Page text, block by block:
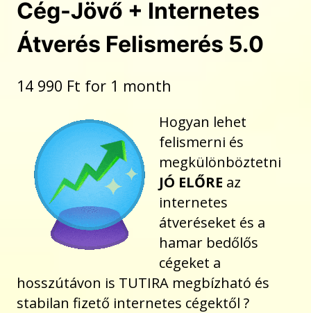
Cég-Jövő + Internetes
Átverés Felismerés 5.0
14 990 Ft for 1 month
Hogyan lehet
felismerni és
megkülönböztetni
JÓ ELŐRE az
internetes
átveréseket és a
hamar bedőlős
cégeket a
hosszútávon is TUTIRA megbízható és
stabilan fizető internetes cégektől ?